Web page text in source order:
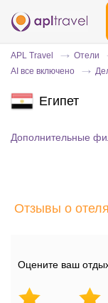
APL Travel Отели
AI все включено
Египет
Дополнительные
Отзывы о
Оцените ваш